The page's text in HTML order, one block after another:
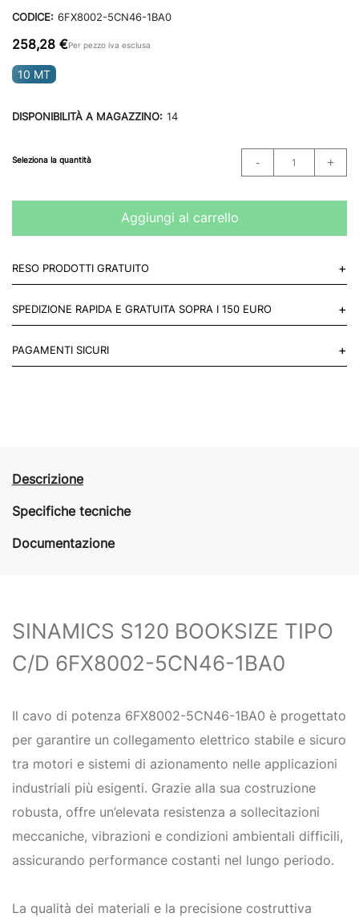
CODICE: 6FX8002-5CN46-1BA0
258,28 €Per pezzo iva esclusa
10 MT
DISPONIBILITÀ A MAGAZZINO: 14
Seleziona la quantità
Aggiungi al carrello
RESO PRODOTTI GRATUITO +
Mettiti in contatto con noi
SPEDIZIONE RAPIDA E GRATUITA SOPRA I 150 EURO +
del mondo.
PAGAMENTI SICURI +
Descrizione
Specifiche tecniche
Documentazione
SINAMICS S120 BOOKSIZE TIPO
C/D 6FX8002-5CN46-1BA0
Il cavo di potenza 6FX8002-5CN46-1BA0 è progettato
per garantire un collegamento elettrico stabile e sicuro
tra motori e sistemi di azionamento nelle applicazioni
industriali più esigenti. Grazie alla sua costruzione
robusta, offre un’elevata resistenza a sollecitazioni
meccaniche, vibrazioni e condizioni ambientali difficili,
assicurando performance costanti nel lungo periodo.
La qualità dei materiali e la precisione costruttiva